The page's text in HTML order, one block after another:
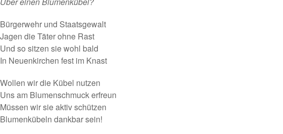
Bürgerwehr und Staatsgewalt
Jagen die Täter ohne Rast
Und so sitzen sie wohl bald
In Neuenkirchen fest im Knast
Wollen wir die Kübel nutzen
Uns am Blumenschmuck erfreun
Müssen wir sie aktiv schützen
Blumenkübeln dankbar sein!